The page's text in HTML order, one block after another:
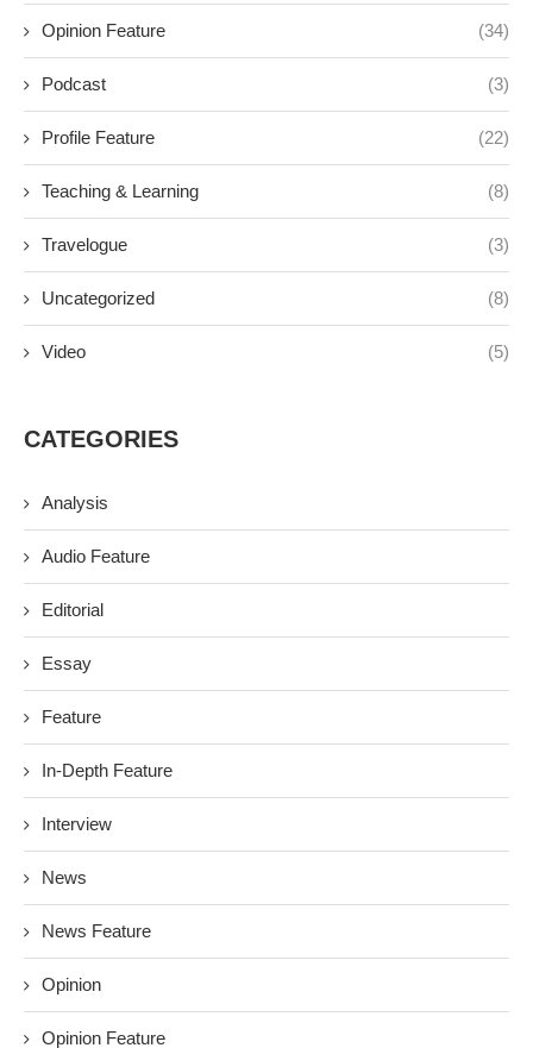
Opinion Feature (34)
Podcast (3)
Profile Feature (22)
Teaching & Learning (8)
Travelogue (3)
Uncategorized (8)
Video (5)
CATEGORIES
Analysis
Audio Feature
Editorial
Essay
Feature
In-Depth Feature
Interview
News
News Feature
Opinion
Opinion Feature